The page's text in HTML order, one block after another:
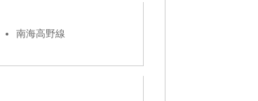
南海高野線